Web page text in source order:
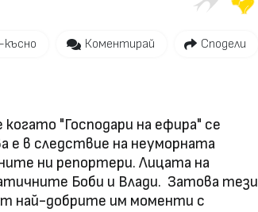
късно Коментирай Сподели
"Господари на ефира" се
е в следствие на неуморната
ни репортери. Лицата на
Боби и Влади. Затова тези
най-добрите им моменти с